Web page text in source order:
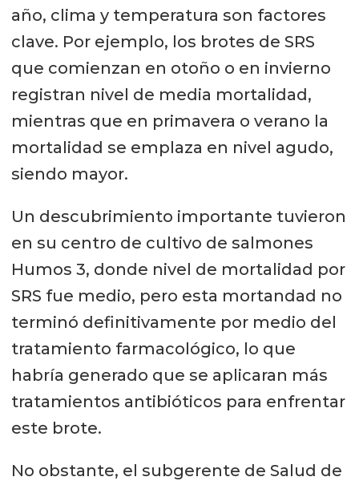
año, clima y temperatura son factores
clave. Por ejemplo, los brotes de SRS
que comienzan en otoño o en invierno
registran nivel de media mortalidad,
mientras que en primavera o verano la
mortalidad se emplaza en nivel agudo,
siendo mayor.
Un descubrimiento importante tuvieron
en su centro de cultivo de salmones
Humos 3, donde nivel de mortalidad por
SRS fue medio, pero esta mortandad no
terminó definitivamente por medio del
tratamiento farmacológico, lo que
habría generado que se aplicaran más
tratamientos antibióticos para enfrentar
este brote.
No obstante, el subgerente de Salud de